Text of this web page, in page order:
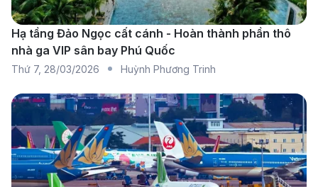
Quốc đến Amsterdam qua các điểm dừng tại
Bangkok hoặc TP.HCM. Với dịch vụ chuyên nghiệp
và sự kết nối dễ dàng, KLM là một lựa chọn đáng
tin cậy cho hành trình đến Amsterdam.
Emirates:Emirates cung cấp các chuyến bay từ
Phú Quốc đến Amsterdam với điểm dừng tại Dubai.
Hãng nổi bật với dịch vụ cao cấp và các tiện nghi
sang trọng, mang lại một trải nghiệm bay tuyệt vời,
Hạ tầng Đảo Ngọc cất cánh - Hoàn thành phần thô
nhà ga VIP sân bay Phú Quốc
Thứ 7, 28/03/2026 Huỳnh Phương Trinh